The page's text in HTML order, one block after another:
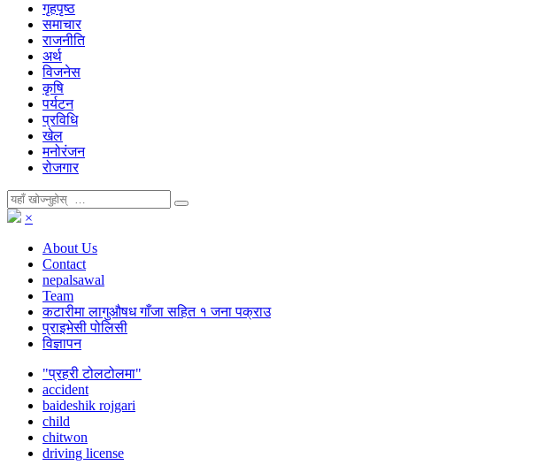
गृहपृष्ठ
समाचार
राजनीति
अर्थ
विजनेस
कृषि
पर्यटन
प्रविधि
खेल
मनोरंजन
रोजगार
×
About Us
Contact
nepalsawal
Team
कटारीमा लागुऔषध गाँजा सहित १ जना पक्राउ
प्राइभेसी पोलिसी
विज्ञापन
"प्रहरी टोलटोलमा"
accident
baideshik rojgari
child
chitwon
driving license